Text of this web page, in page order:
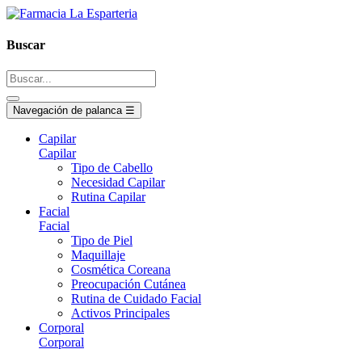
Buscar
Navegación de palanca ☰
Capilar
Capilar
Tipo de Cabello
Necesidad Capilar
Rutina Capilar
Facial
Facial
Tipo de Piel
Maquillaje
Cosmética Coreana
Preocupación Cutánea
Rutina de Cuidado Facial
Activos Principales
Corporal
Corporal